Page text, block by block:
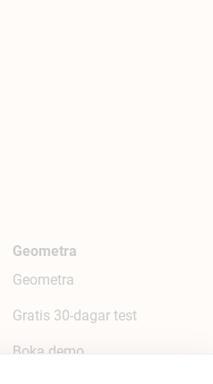
Geometra
Geometra
Gratis 30-dagar test
Boka demo